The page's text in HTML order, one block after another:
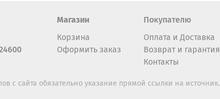
Магазин
Корзина
Оформить заказ
Покупателю
Оплата и Доставка
Возврат и гарантия
Контакты
с сайта обязательно указание прямой ссылки на источник.